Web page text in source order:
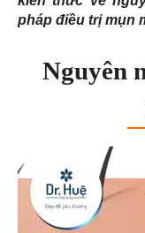
pháp điều trị mụn
Nguyên